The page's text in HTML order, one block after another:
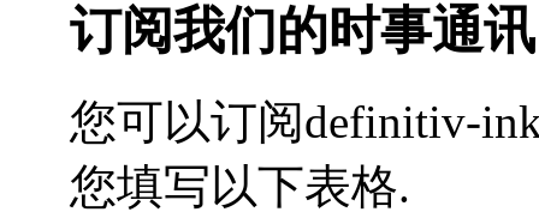
订阅我们的时事通讯
您可以订阅definitiv-
您填写以下表格.